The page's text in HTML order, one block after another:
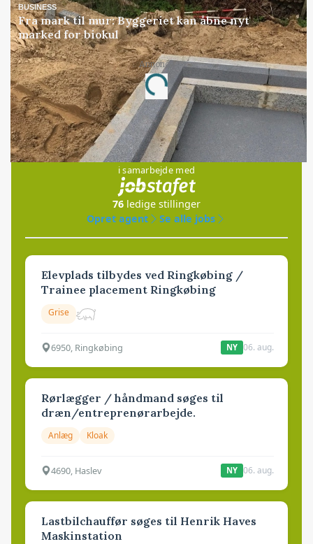
BUSINESS
Fra mark til mur: Byggeriet kan åbne nyt
marked for biokul
Annonce
Loading...
Jobs
i samarbejde med
76 ledige stillinger
Opret agent
Se alle jobs
Elevplads tilbydes ved Ringkøbing /
Trainee placement Ringkøbing
Grise
6950, Ringkøbing NY 06. aug.
Rørlægger / håndmand søges til
dræn/entreprenørarbejde.
Anlæg Kloak
4690, Haslev NY 06. aug.
Lastbilchauffør søges til Henrik Haves
Maskinstation